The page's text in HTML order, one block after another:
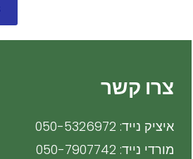
צרו קשר
איציק נייד: 050-5326972
מורדי נייד: 050-7907742